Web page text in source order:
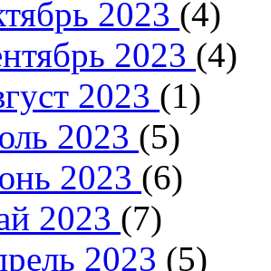
2023 (4)
2023 (4)
2023 (1)
2023 (5)
2023 (6)
2023 (7)
2023 (5)